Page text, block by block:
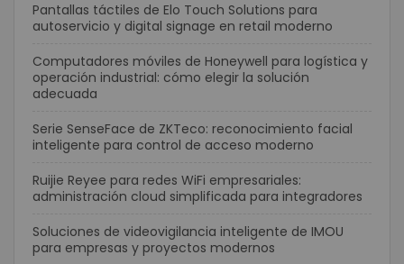
Pantallas táctiles de Elo Touch Solutions para
autoservicio y digital signage en retail moderno
Computadores móviles de Honeywell para logística y
operación industrial: cómo elegir la solución
adecuada
Serie SenseFace de ZKTeco: reconocimiento facial
inteligente para control de acceso moderno
Ruijie Reyee para redes WiFi empresariales:
administración cloud simplificada para integradores
Soluciones de videovigilancia inteligente de IMOU
para empresas y proyectos modernos